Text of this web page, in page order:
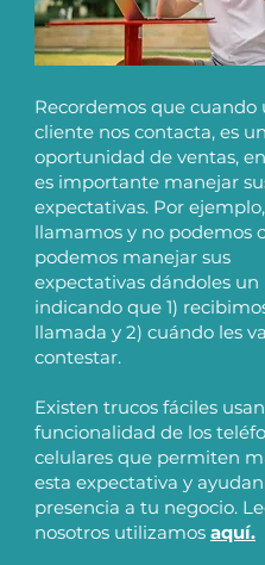
Recordemos que cuando
cliente nos contacta, es
oportunidad de ventas,
es importante manejar
expectativas. Por
llamamos y no podemos
podemos manejar sus
expectativas dándoles un
indicando que 1)
llamada y 2) cuándo les
contestar.
Existen trucos fáciles
funcionalidad de los
celulares que permiten
esta expectativa y
presencia a tu negocio.
nosotros utilizamos aquí.